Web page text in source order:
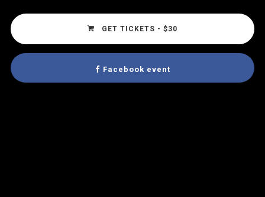
GET TICKETS - $30
Facebook event